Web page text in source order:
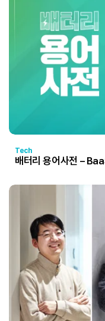
Tech
배터리 용어사전 –